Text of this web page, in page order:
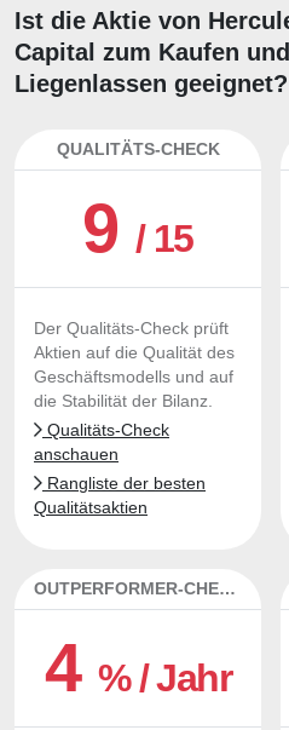
Ist die Aktie von
Capital zum Kaufen und
Liegenlassen geeignet?
QUALITÄTS-CHECK
9/ 15
Der Qualitäts-Check prüft
Aktien auf die Qualität des
Geschäftsmodells und auf
die Stabilität der Bilanz.
Qualitäts-Check
anschauen
Rangliste der besten
Qualitätsaktien
OUTPERFORMER-CHECK
4 % / Jahr